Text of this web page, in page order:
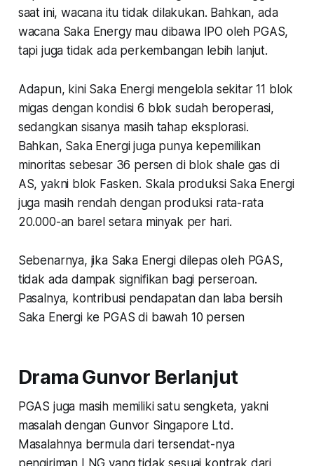
saat ini, wacana itu tidak dilakukan. Bahkan, ada
wacana Saka Energy mau dibawa IPO oleh PGAS,
tapi juga tidak ada perkembangan lebih lanjut.
Adapun, kini Saka Energi mengelola sekitar 11 blok
migas dengan kondisi 6 blok sudah beroperasi,
sedangkan sisanya masih tahap eksplorasi.
Bahkan, Saka Energi juga punya kepemilikan
minoritas sebesar 36 persen di blok shale gas di
AS, yakni blok Fasken. Skala produksi Saka Energi
juga masih rendah dengan produksi rata-rata
20.000-an barel setara minyak per hari.
Sebenarnya, jika Saka Energi dilepas oleh PGAS,
tidak ada dampak signifikan bagi perseroan.
Pasalnya, kontribusi pendapatan dan laba bersih
Saka Energi ke PGAS di bawah 10 persen
Drama Gunvor Berlanjut
PGAS juga masih memiliki satu sengketa, yakni
masalah dengan Gunvor Singapore Ltd.
Masalahnya bermula dari tersendat-nya
pengiriman LNG yang tidak sesuai kontrak dari